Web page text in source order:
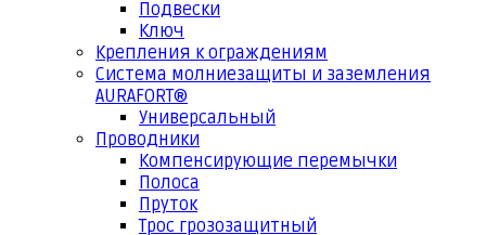
Подвески
Ключ
Крепления к ограждениям
Система молниезащиты и заземления
AURAFORT®
Универсальный
Проводники
Компенсирующие перемычки
Полоса
Пруток
Трос грозозащитный